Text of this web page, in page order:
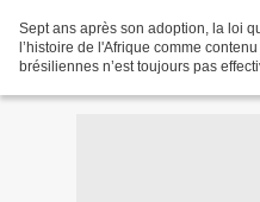
Sept ans après son adoption, la loi
l’histoire de l'Afrique comme
brésiliennes n’est toujours pas